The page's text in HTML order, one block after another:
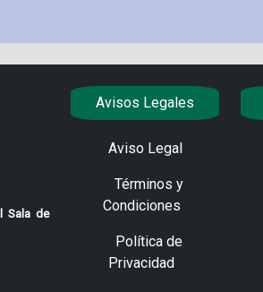
Sala de
Avisos Legales
Aviso Legal
Términos y
Condiciones
Política de
Privacidad